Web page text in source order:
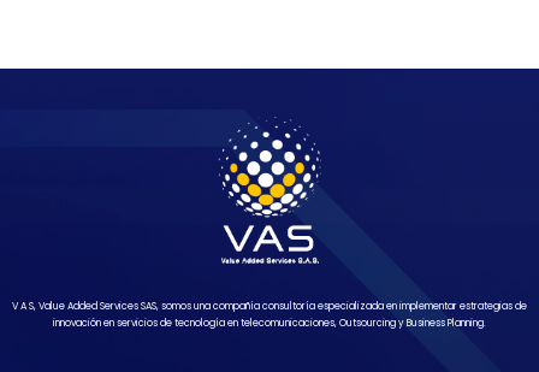
V A S, Value Added Services SAS, somos una compañía consultoría especializada en implementar estrategias de
innovación en servicios de tecnología en telecomunicaciones, Outsourcing y Business Planning.